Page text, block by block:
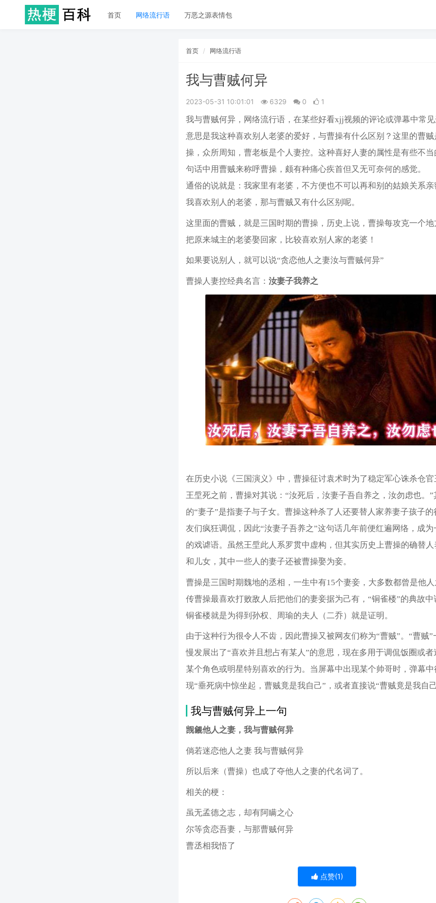
首页 网络流行语 万恶之源表情包
首页 网络流行语
我与曹贼何异
2023-05-31 10:01:01 6329 0 1
我与曹贼何异，网络流行语，在某些好看xjj视频的评论或弹幕中常
意思是我这种喜欢别人老婆的爱好，与曹操有什么区别？这里的曹
操， 众所周知，曹老板是个人妻控。这种喜好人妻的属性是有些不
句话中用曹贼来称呼曹操，颇有种痛心疾首但又无可奈何的感觉。
通俗的说就是：我家里有老婆，不方便也不可以再和别的姑娘关系
我喜欢别人的老婆，那与曹贼又有什么区别呢。
这里面的曹贼，就是三国时期的曹操，历史上说，曹操每攻克一个
把原来城主的老婆娶回家，比较喜欢别人家的老婆！
如果要说别人，就可以说“贪恋他人之妻汝与曹贼何异”
曹操人妻控经典名言： 汝妻子我养之
在历史小说《三国演义》中，曹操征讨袁术时为了稳定军心诛杀仓
王垕死之前，曹操对其说：“汝死后，汝妻子吾自养之，汝勿虑也。”
的“妻子”是指妻子与子女。曹操这种杀了人还要替人家养妻子孩子的
友们疯狂调侃，因此“汝妻子吾养之”这句话几年前便红遍网络，成为
的戏谑语。虽然王垕此人系罗贯中虚构，但其实历史上曹操的确替
和儿女，其中一些人的妻子还被曹操娶为妾。
曹操是三国时期魏地的丞相，一生中有15个妻妾，大多数都曾是他
传曹操最喜欢打败敌人后把他们的妻妾据为己有，“铜雀楼”的典故中
铜雀楼就是为得到孙权、周瑜的夫人（二乔）就是证明。
由于这种行为很令人不齿，因此曹操又被网友们称为“曹贼”。“曹贼”
慢发展出了“喜欢并且想占有某人”的意思，现在多用于调侃饭圈或者
某个角色或明星特别喜欢的行为。当屏幕中出现某个帅哥时，弹幕
现“垂死病中惊坐起，曹贼竟是我自己”，或者直接说“曹贼竟是我自
我与曹贼何异上一句
觊觎他人之妻，我与曹贼何异
倘若迷恋他人之妻 我与曹贼何异
所以后来（曹操）也成了夺他人之妻的代名词了。
相关的梗：
虽无孟德之志，却有阿瞒之心
尔等贪恋吾妻，与那曹贼何异
曹丞相我悟了
点赞(1)